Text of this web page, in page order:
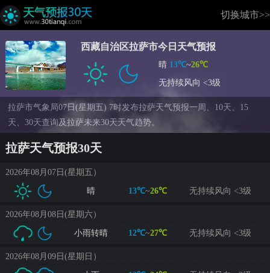
切换城市>>
西藏自治区拉萨市今日天气预报
晴 13℃~26℃
无持续风向 <3级
拉萨市气象局07日(星期五) 7时发布拉萨天气预报一周、10天、15
天、30天查询及拉萨未来30天天气趋势。
拉萨天气预报30天
2026年08月07日(星期五）
晴 13℃~26℃ 无持续风向 <3级
2026年08月08日(星期六）
小雨转晴 12℃~27℃ 无持续风向 <3级
2026年08月09日(星期日）